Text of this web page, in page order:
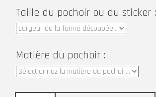
Taille du pochoir ou du sticker :
Matière du pochoir :